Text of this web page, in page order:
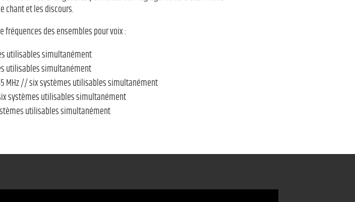
chant et les discours.
fréquences des ensembles pour voix :
utilisables simultanément
utilisables simultanément
MHz // six systèmes utilisables simultanément
systèmes utilisables simultanément
utilisables simultanément